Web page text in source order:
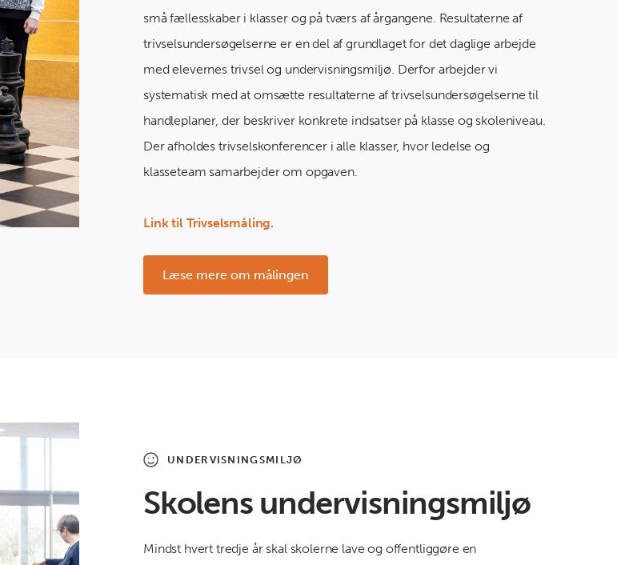
små fællesskaber i klasser og på tværs af årgangene. Resultaterne af
trivselsundersøgelserne er en del af grundlaget for det daglige arbejde
med elevernes trivsel og undervisningsmiljø. Derfor arbejder vi
systematisk med at omsætte resultaterne af trivselsundersøgelserne til
handleplaner, der beskriver konkrete indsatser på klasse og skoleniveau.
Der afholdes trivselskonferencer i alle klasser, hvor ledelse og
klasseteam samarbejder om opgaven.
Link til Trivselsmåling.
Læse mere om målingen
UNDERVISNINGSMILJØ
Skolens undervisningsmiljø
Mindst hvert tredje år skal skolerne lave og offentliggøre en